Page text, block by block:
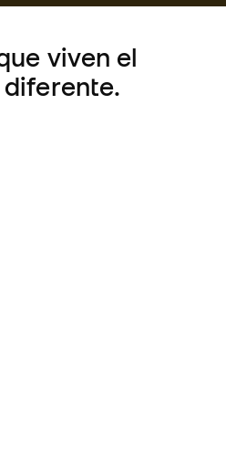
viven el